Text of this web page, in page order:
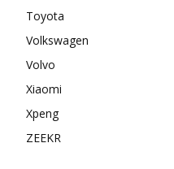
Toyota
Volkswagen
Volvo
Xiaomi
Xpeng
ZEEKR